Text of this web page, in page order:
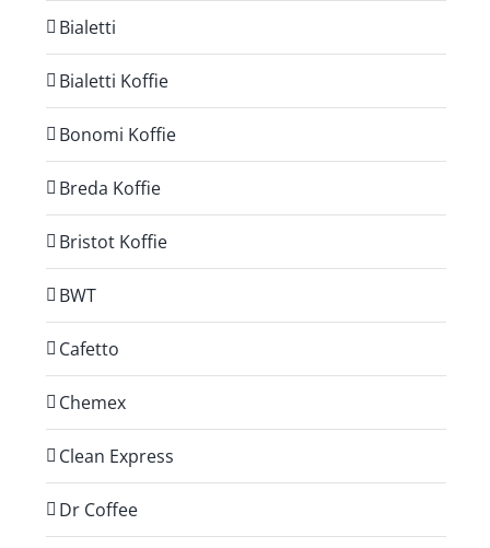
Bialetti
Bialetti Koffie
Bonomi Koffie
Breda Koffie
Bristot Koffie
BWT
Cafetto
Chemex
Clean Express
Dr Coffee